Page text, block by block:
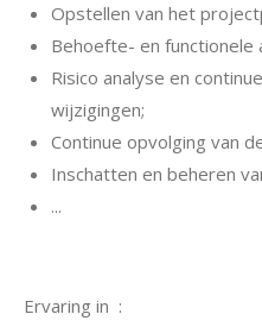
Opstellen van het
Behoefte- en functionele
Risico analyse en
wijzigingen;
Continue opvolging van
Inschatten en beheren
...
Ervaring in :